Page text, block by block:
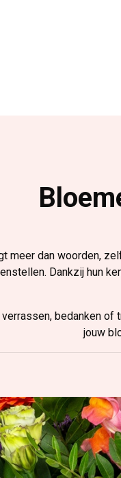
meer dan woorden,
Dankzij hun
bedanken
jouw